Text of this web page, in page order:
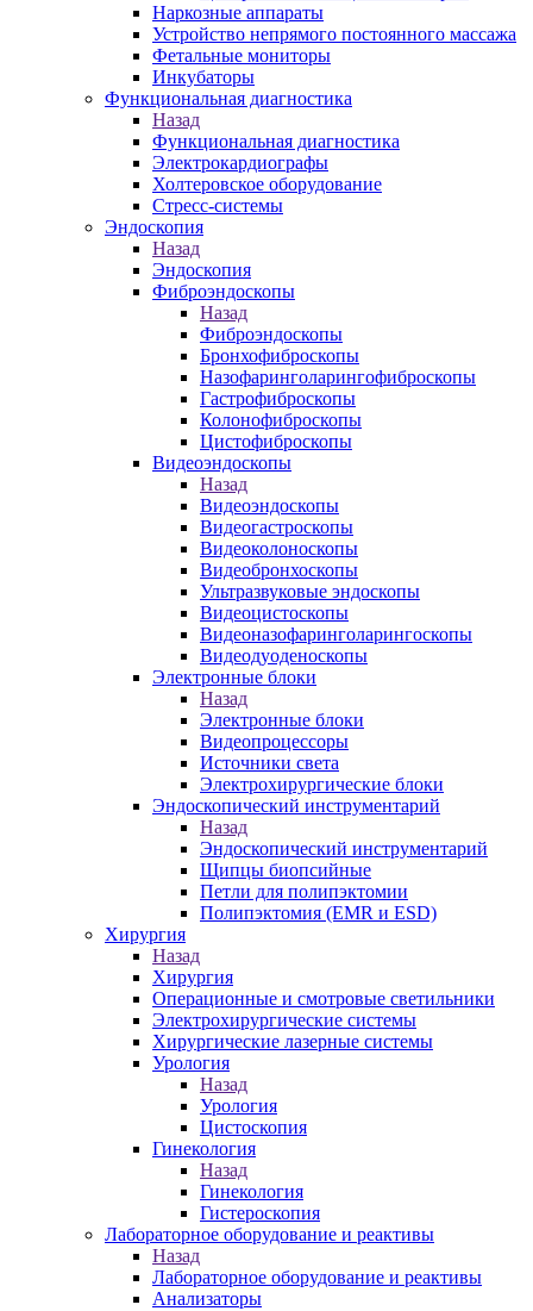
Наркозные аппараты
Устройство непрямого постоянного массажа
Фетальные мониторы
Инкубаторы
Функциональная диагностика
Назад
Функциональная диагностика
Электрокардиографы
Холтеровское оборудование
Стресс-системы
Эндоскопия
Назад
Эндоскопия
Фиброэндоскопы
Назад
Фиброэндоскопы
Бронхофиброскопы
Назофаринголарингофиброскопы
Гастрофиброскопы
Колонофиброскопы
Цистофиброскопы
Видеоэндоскопы
Назад
Видеоэндоскопы
Видеогастроскопы
Видеоколоноскопы
Видеобронхоскопы
Ультразвуковые эндоскопы
Видеоцистоскопы
Видеоназофаринголарингоскопы
Видеодуоденоскопы
Электронные блоки
Назад
Электронные блоки
Видеопроцессоры
Источники света
Электрохирургические блоки
Эндоскопический инструментарий
Назад
Эндоскопический инструментарий
Щипцы биопсийные
Петли для полипэктомии
Полипэктомия (EMR и ESD)
Хирургия
Назад
Хирургия
Операционные и смотровые светильники
Электрохирургические системы
Хирургические лазерные системы
Урология
Назад
Урология
Цистоскопия
Гинекология
Назад
Гинекология
Гистероскопия
Лабораторное оборудование и реактивы
Назад
Лабораторное оборудование и реактивы
Анализаторы